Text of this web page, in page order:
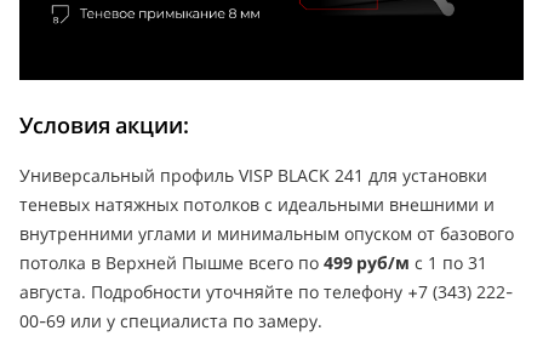
Условия акции:
Универсальный профиль VISP BLACK 241 для установки
теневых натяжных потолков с идеальными внешними и
внутренними углами и минимальным опуском от базового
потолка в Верхней Пышме всего по 499 руб/м с 1 по 31
августа. Подробности уточняйте по телефону +7 (343) 222-
00-69 или у специалиста по замеру.